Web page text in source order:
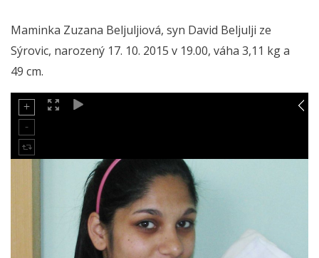
Maminka Zuzana Beljuljiová, syn David Beljulji ze
Sýrovic, narozený 17. 10. 2015 v 19.00, váha 3,11 kg a
49 cm.